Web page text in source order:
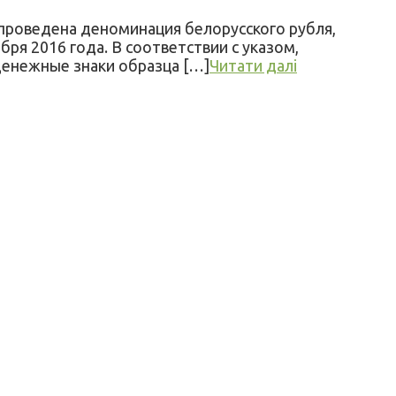
деноминация белорусского рубля,
2016 года. В соответствии с указом,
знаки образца […] Читати далі